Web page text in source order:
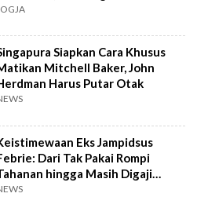
Siapkan Cara Khusus
Mitchell Baker, John
Harus Putar Otak
Eks Jampidsus
Dari Tak Pakai Rompi
hingga Masih Digaji